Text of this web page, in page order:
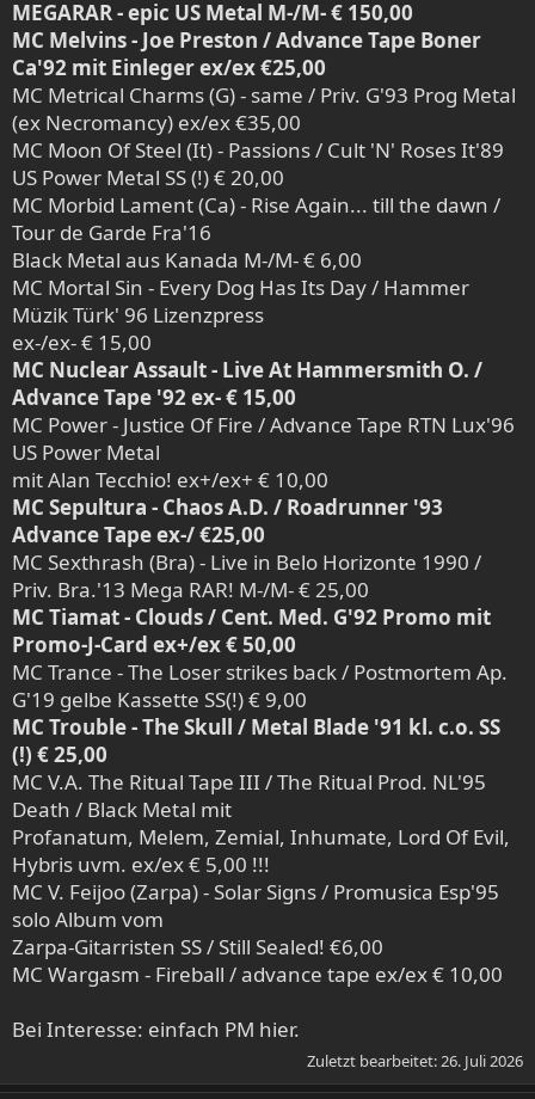
MEGARAR - epic US Metal M-/M- € 150,00
MC Melvins - Joe Preston / Advance Tape Boner
Ca'92 mit Einleger ex/ex €25,00
MC Metrical Charms (G) - same / Priv. G'93 Prog Metal
(ex Necromancy) ex/ex €35,00
MC Moon Of Steel (It) - Passions / Cult 'N' Roses It'89
US Power Metal SS (!) € 20,00
MC Morbid Lament (Ca) - Rise Again... till the dawn /
Tour de Garde Fra'16
Black Metal aus Kanada M-/M- € 6,00
MC Mortal Sin - Every Dog Has Its Day / Hammer
Müzik Türk' 96 Lizenzpress
ex-/ex- € 15,00
MC Nuclear Assault - Live At Hammersmith O. /
Advance Tape '92 ex- € 15,00
MC Power - Justice Of Fire / Advance Tape RTN Lux'96
US Power Metal
mit Alan Tecchio! ex+/ex+ € 10,00
MC Sepultura - Chaos A.D. / Roadrunner '93
Advance Tape ex-/ €25,00
MC Sexthrash (Bra) - Live in Belo Horizonte 1990 /
Priv. Bra.'13 Mega RAR! M-/M- € 25,00
MC Tiamat - Clouds / Cent. Med. G'92 Promo mit
Promo-J-Card ex+/ex € 50,00
MC Trance - The Loser strikes back / Postmortem Ap.
G'19 gelbe Kassette SS(!) € 9,00
MC Trouble - The Skull / Metal Blade '91 kl. c.o. SS
(!) € 25,00
MC V.A. The Ritual Tape III / The Ritual Prod. NL'95
Death / Black Metal mit
Profanatum, Melem, Zemial, Inhumate, Lord Of Evil,
Hybris uvm. ex/ex € 5,00 !!!
MC V. Feijoo (Zarpa) - Solar Signs / Promusica Esp'95
solo Album vom
Zarpa-Gitarristen SS / Still Sealed! €6,00
MC Wargasm - Fireball / advance tape ex/ex € 10,00
Bei Interesse: einfach PM hier.
Zuletzt bearbeitet:26. Juli 2026